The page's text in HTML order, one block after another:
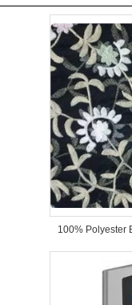
100% Polyester